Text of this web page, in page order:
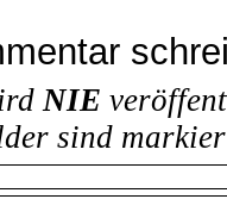
NIE
sind